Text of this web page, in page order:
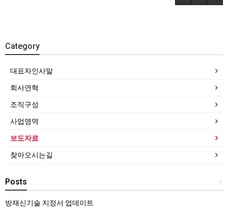
Category
대표자인사말
회사연혁
조직구성
사업영역
보도자료
찾아오시는길
+
Posts
방재신기술 지정서 업데이트